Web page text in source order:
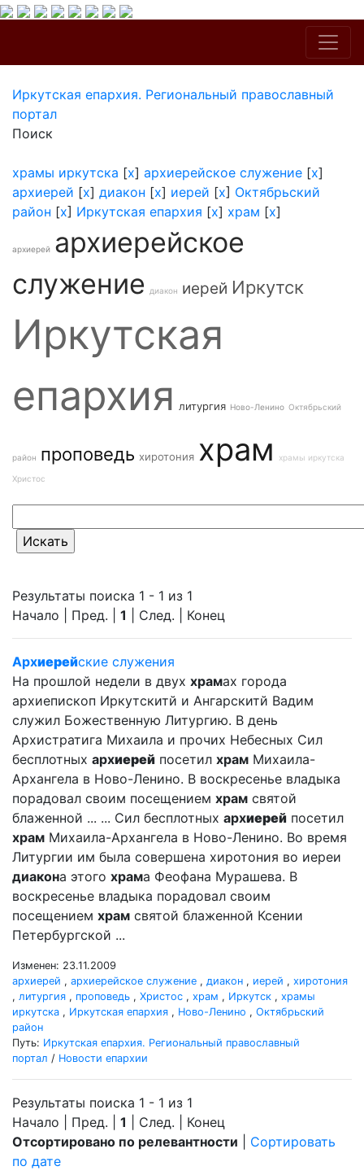
Иркутская епархия. Региональный православный
портал
Поиск
храмы иркутска [x] архиерейское служение [x]
архиерей [x] диакон [x] иерей [x] Октябрьский
район [x] Иркутская епархия [x] храм [x]
архиерей архиерейское
служение
диакон иерей Иркутск
Иркутская
епархия литургия Ново-Ленино Октябрьский
район проповедь хиротония храм храмы иркутска
Христос
Результаты поиска 1 - 1 из 1
Начало | Пред. | 1 | След. | Конец
Архиерейские служения
На прошлой недели в двух храмах города
архиепископ Иркутскитй и Ангарскитй Вадим
служил Божественную Литургию. В день
Архистратига Михаила и прочих Небесных Сил
бесплотных архиерей посетил храм Михаила-
Архангела в Ново-Ленино. В воскресенье владыка
порадовал своим посещением храм святой
блаженной ... ... Сил бесплотных архиерей посетил
храм Михаила-Архангела в Ново-Ленино. Во время
Литургии им была совершена хиротония во иереи
диакона этого храма Феофана Мурашева. В
воскресенье владыка порадовал своим
посещением храм святой блаженной Ксении
Петербургской ...
Изменен: 23.11.2009
архиерей , архиерейское служение , диакон , иерей , хиротония
, литургия , проповедь , Христос , храм , Иркутск , храмы
иркутска , Иркутская епархия , Ново-Ленино , Октябрьский
район
Путь: Иркутская епархия. Региональный православный
портал / Новости епархии
Результаты поиска 1 - 1 из 1
Начало | Пред. | 1 | След. | Конец
Отсортировано по релевантности
Сортировать
по дате